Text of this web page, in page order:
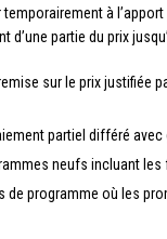
à
d’une partie du prix
sur le prix justifiée
partiel différé avec
neufs incluant les
de programme où les